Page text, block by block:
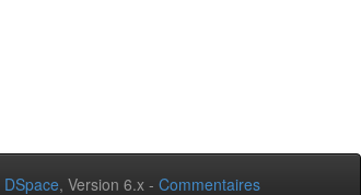
DSpace, Version 6.x - Commentaires